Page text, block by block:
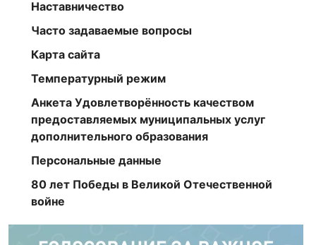
Наставничество
Часто задаваемые вопросы
Карта сайта
Температурный режим
Анкета Удовлетворённость качеством
предоставляемых муниципальных услуг
дополнительного образования
Персональные данные
80 лет Победы в Великой Отечественной
войне